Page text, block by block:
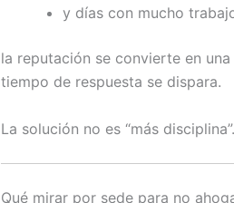
y días con mucho
la reputación se convierte en una
tiempo de respuesta se dispara.
La solución no es “más
Qué mirar por sede para no